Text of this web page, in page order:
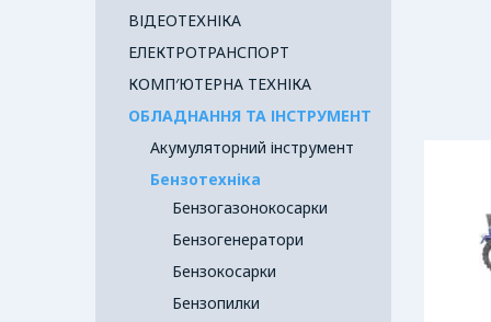
ВІДЕОТЕХНІКА
ЕЛЕКТРОТРАНСПОРТ
КОМП′ЮТЕРНА ТЕХНІКА
ОБЛАДНАННЯ ТА ІНСТРУМЕНТ
Акумуляторний інструмент
Бензотехніка
Бензогазонокосарки
Бензогенератори
Бензокосарки
Бензопилки